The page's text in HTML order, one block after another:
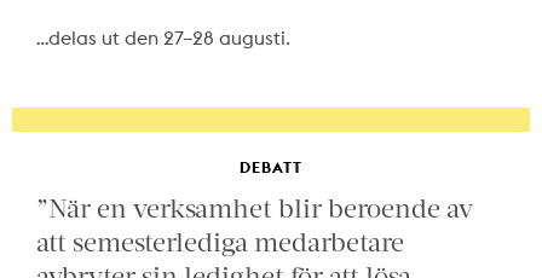
…delas ut den 27–28 augusti.
DEBATT
”När en verksamhet blir beroende av
att semesterlediga medarbetare